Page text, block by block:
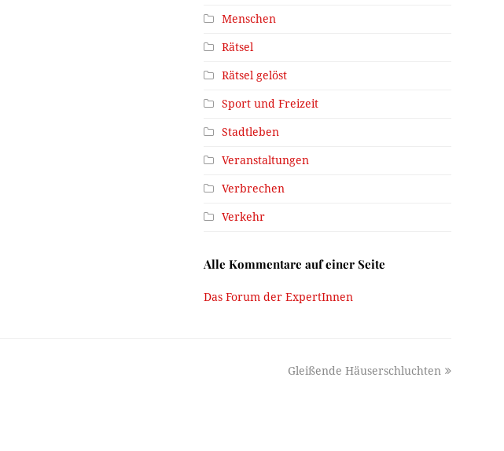
Menschen
Rätsel
Rätsel gelöst
Sport und Freizeit
Stadtleben
Veranstaltungen
Verbrechen
Verkehr
Alle Kommentare auf einer Seite
Das Forum der ExpertInnen
next
Gleißende Häuserschluchten